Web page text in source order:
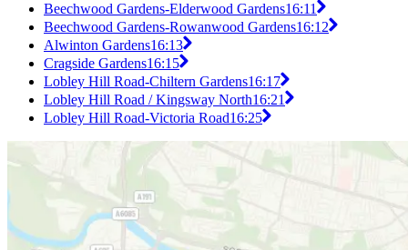
Beechwood Gardens-Elderwood Gardens16:11
Beechwood Gardens-Rowanwood Gardens16:12
Alwinton Gardens16:13
Cragside Gardens16:15
Lobley Hill Road-Chiltern Gardens16:17
Lobley Hill Road / Kingsway North16:21
Lobley Hill Road-Victoria Road16:25